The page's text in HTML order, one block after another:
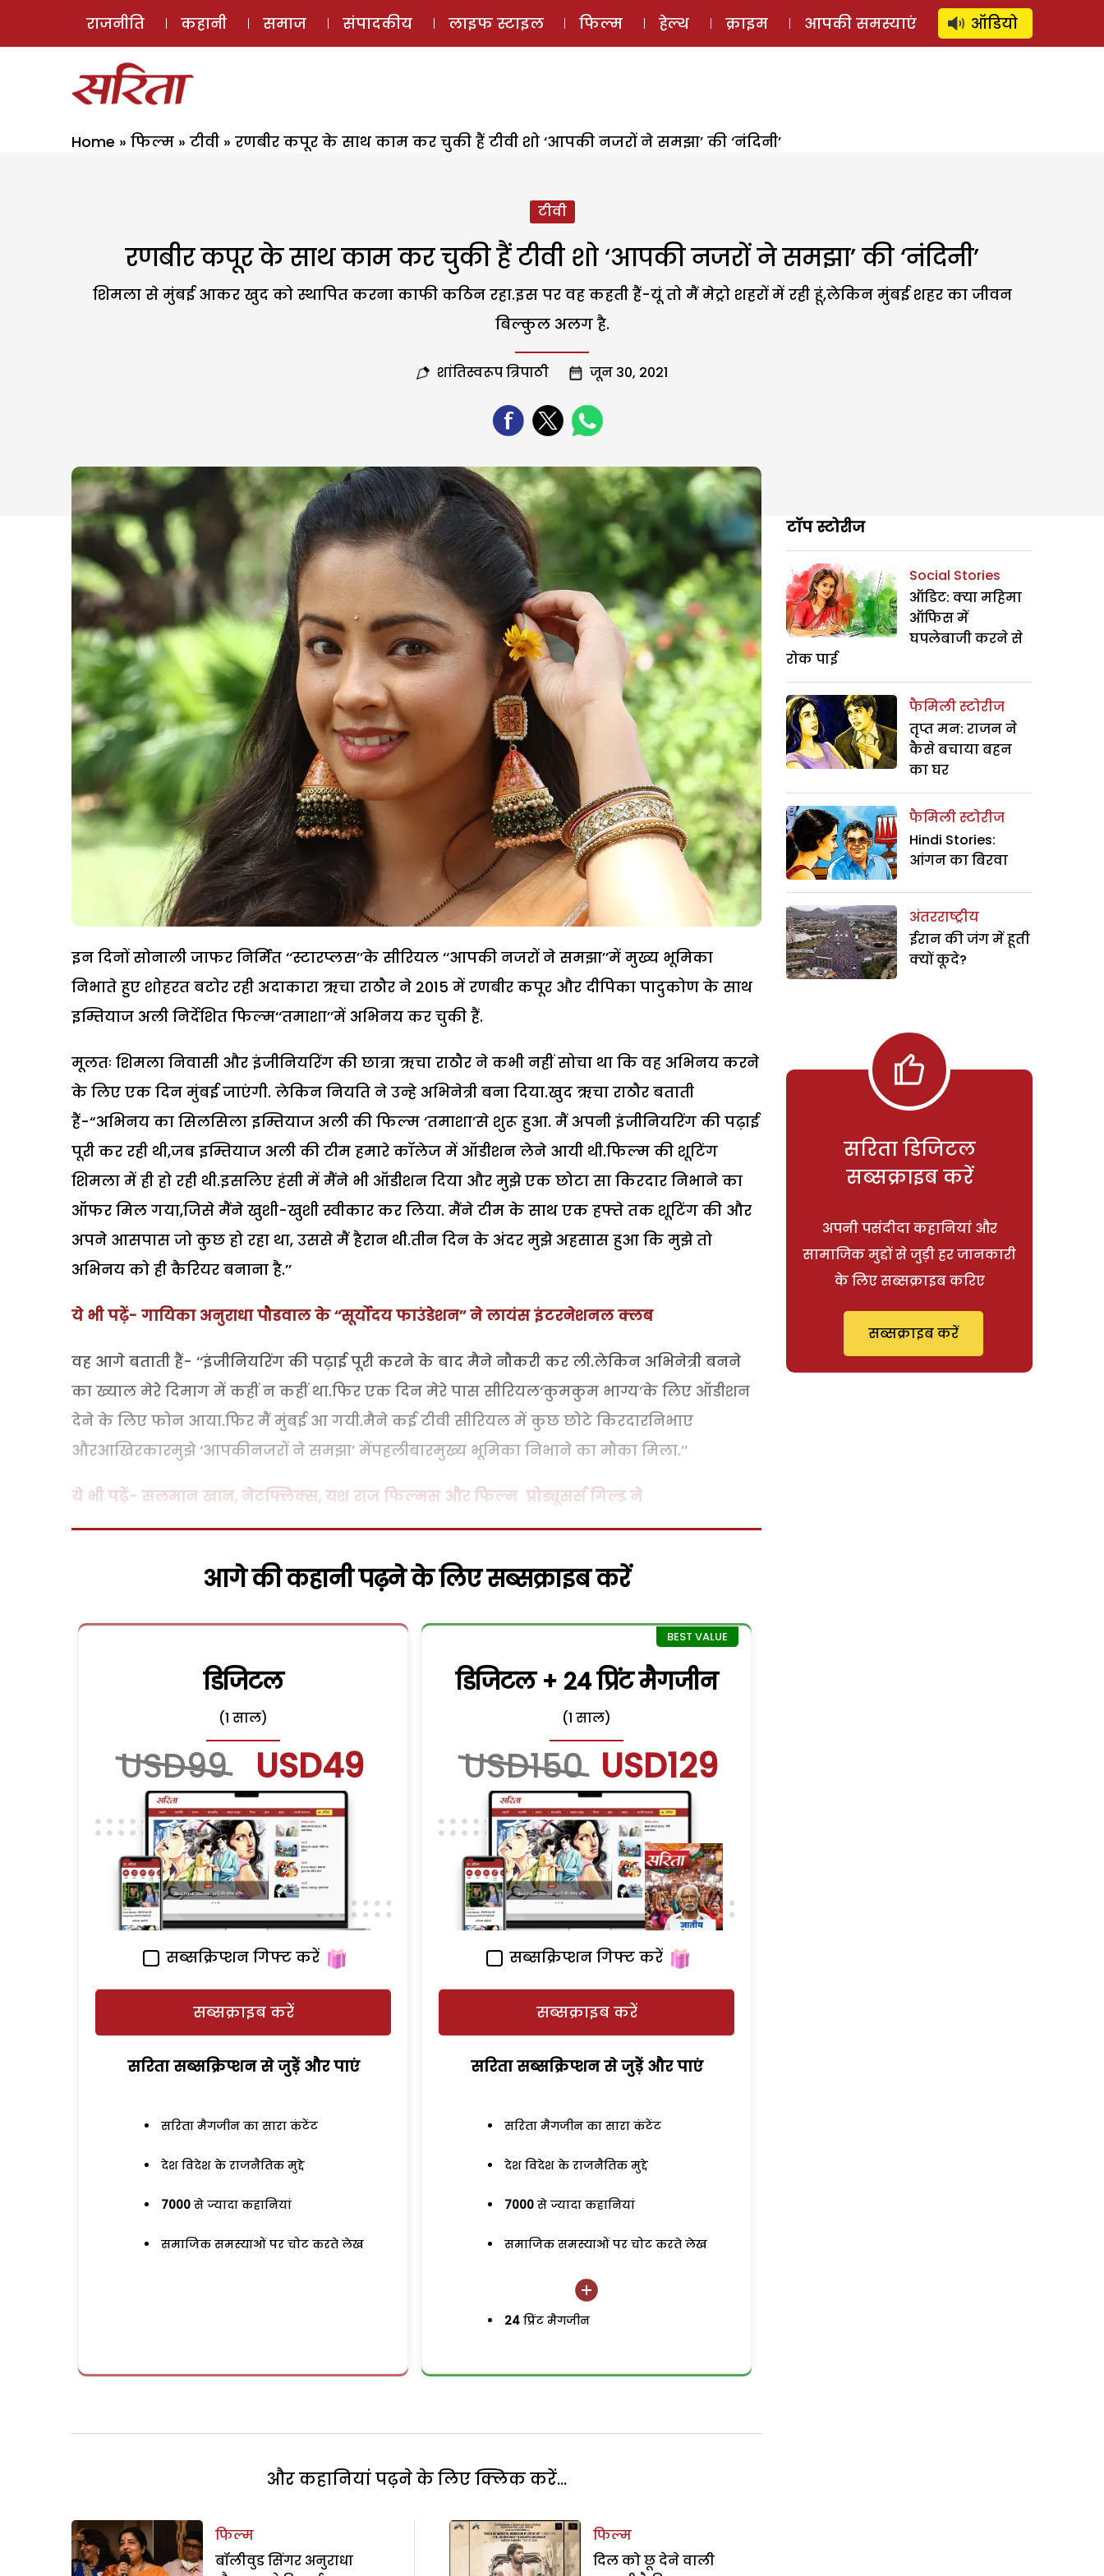
ई-मैगज़ीन ऑडियो स्टोरी लॉग इन ⚲ SUBSCRIBE
राजनीति कहानी समाज संपादकीय लाइफ स्टाइल फिल्म हेल्थ क्राइम आपकी समस्याएं ऑडियो
Home » फिल्म » टीवी » रणबीर कपूर के साथ काम कर चुकी हैं टीवी शो ‘आपकी नजरों ने समझा’ की ‘नंदिनी’
टीवी
रणबीर कपूर के साथ काम कर चुकी हैं टीवी शो ‘आपकी नजरों ने समझा’ की ‘नंदिनी’
शिमला से मुंबई आकर खुद को स्थापित करना काफी कठिन रहा.इस पर वह कहती हैं-यूं तो मैं मेट्रो शहरों में रही हूं,लेकिन मुंबई शहर का जीवन
बिल्कुल अलग है.
शांतिस्वरूप त्रिपाठी जून 30, 2021
इन दिनों सोनाली जाफर निर्मित ‘‘स्टारप्लस’’के सीरियल ‘‘आपकी नजरों ने समझा’’में मुख्य भूमिका
निभाते हुए शोहरत बटोर रही अदाकारा ऋचा राठौर ने 2015 में रणबीर कपूर और दीपिका पादुकोण के साथ
इम्तियाज अली निर्देशित फिल्म‘‘तमाशा’’में अभिनय कर चुकी हैं.
मूलतः शिमला निवासी और इंजीनियरिंग की छात्रा ऋचा राठौर ने कभी नहीं सोचा था कि वह अभिनय करने
के लिए एक दिन मुंबई जाएंगी. लेकिन नियति ने उन्हे अभिनेत्री बना दिया.खुद ऋचा राठौर बताती
हैं-“अभिनय का सिलसिला इम्तियाज अली की फिल्म ‘तमाशा’से शुरू हुआ. मैं अपनी इंजीनियरिंग की पढ़ाई
पूरी कर रही थी,जब इम्तियाज अली की टीम हमारे कॉलेज में ऑडीशन लेने आयी थी.फिल्म की शूटिंग
शिमला में ही हो रही थी.इसलिए हंसी में मैंने भी ऑडीशन दिया और मुझे एक छोटा सा किरदार निभाने का
ऑफर मिल गया,जिसे मैंने खुशी-खुशी स्वीकार कर लिया. मैंने टीम के साथ एक हफ्ते तक शूटिंग की और
अपने आसपास जो कुछ हो रहा था, उससे मैं हैरान थी.तीन दिन के अंदर मुझे अहसास हुआ कि मुझे तो
अभिनय को ही कैरियर बनाना है.’’
ये भी पढ़ें- गायिका अनुराधा पौडवाल के ‘‘सूर्योदय फाउंडेशन’’ ने लायंस इंटरनेशनल क्लब
वह आगे बताती हैं- ‘‘इंजीनियरिंग की पढ़ाई पूरी करने के बाद मैने नौकरी कर ली.लेकिन अभिनेत्री बनने
का ख्याल मेरेे दिमाग में कहीं न कहीं था.फिर एक दिन मेरे पास सीरियल‘कुमकुम भाग्य’के लिए ऑडीशन
देने के लिए फोन आया.फिर मैं मुंबई आ गयी.मैने कई टीवी सीरियल में कुछ छोटे किरदारनिभाए
औरआखिरकारमुझे ‘आपकीनजरों ने समझा’ मेंपहलीबारमुख्य भूमिका निभाने का मौका मिला.’’
ये भी पढ़ें- सलमान खान, नेटफ्लिक्स, यश राज फिल्मस और फिल्म प्रोड्यूसर्स गिल्ड ने
आगे की कहानी पढ़ने के लिए सब्सक्राइब करें
डिजिटल
(1 साल)
USD99 USD49
सब्सक्रिप्शन गिफ्ट करें
सब्सक्राइब करें
सरिता सब्सक्रिप्शन से जुड़ेें और पाएं
सरिता मैगजीन का सारा कंटेंट
देश विदेश के राजनैतिक मुद्दे
7000 से ज्यादा कहानियां
समाजिक समस्याओं पर चोट करते लेख
डिजिटल + 24 प्रिंट मैगजीन
(1 साल)
USD150 USD129
सब्सक्रिप्शन गिफ्ट करें
सब्सक्राइब करें
सरिता सब्सक्रिप्शन से जुड़ेें और पाएं
सरिता मैगजीन का सारा कंटेंट
देश विदेश के राजनैतिक मुद्दे
7000 से ज्यादा कहानियां
समाजिक समस्याओं पर चोट करते लेख
24 प्रिंट मैगजीन
और कहानियां पढ़ने के लिए क्लिक करें...
फिल्म
बॉलीवुड सिंगर अनुराधा
फिल्म
दिल को छू देने वाली
टॉप स्टोरीज
Social Stories
ऑडिट: क्या महिमा
ऑफिस में
घपलेबाजी करने से
रोक पाई
फैमिली स्टोरीज
तृप्त मन: राजन ने
कैसे बचाया बहन
का घर
फैमिली स्टोरीज
Hindi Stories:
आंगन का बिरवा
अंतरराष्ट्रीय
ईरान की जंग में हूती
क्यों कूदे?
सरिता डिजिटल
सब्सक्राइब करें
अपनी पसंदीदा कहानियां और
सामाजिक मुद्दों से जुड़ी हर जानकारी
के लिए सब्सक्राइब करिए
सब्सक्राइब करें